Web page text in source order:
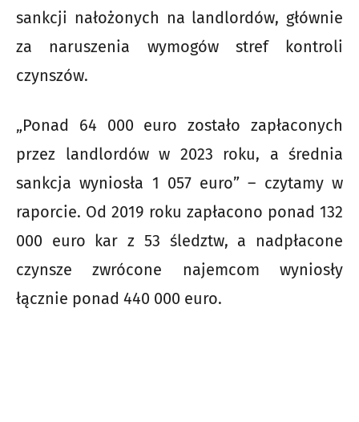
sankcji nałożonych na landlordów, głównie
za naruszenia wymogów stref kontroli
czynszów.
„Ponad 64 000 euro zostało zapłaconych
przez landlordów w 2023 roku, a średnia
sankcja wyniosła 1 057 euro” – czytamy w
raporcie. Od 2019 roku zapłacono ponad 132
000 euro kar z 53 śledztw, a nadpłacone
czynsze zwrócone najemcom wyniosły
łącznie ponad 440 000 euro.